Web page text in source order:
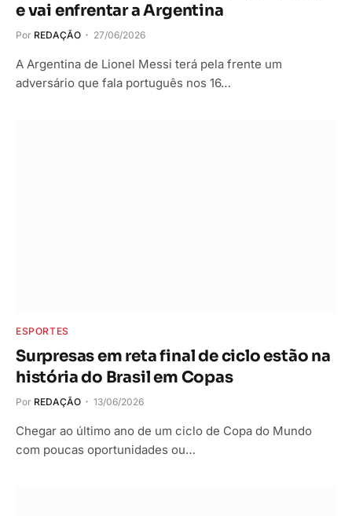
e vai enfrentar a Argentina
Por REDAÇÃO 27/06/2026
A Argentina de Lionel Messi terá pela frente um
adversário que fala português nos 16…
ESPORTES
Surpresas em reta final de ciclo estão na
história do Brasil em Copas
Por REDAÇÃO 13/06/2026
Chegar ao último ano de um ciclo de Copa do Mundo
com poucas oportunidades ou…